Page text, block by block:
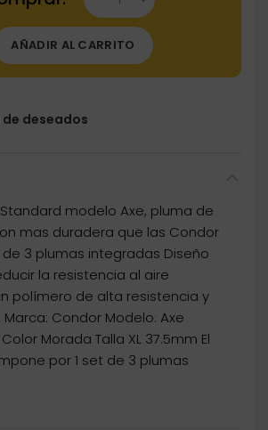
AÑADIR AL CARRITO
deseados
modelo Axe, pluma de
mas duradera que las Condor
3 plumas integradas Diseño
la resistencia al aire
polímero de alta resistencia y
Condor Modelo: Axe
Morada Talla XL 37.5mm El
por 1 set de 3 plumas